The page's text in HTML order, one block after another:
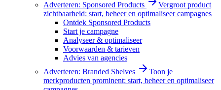
Adverteren: Sponsored Products
Vergroot product
zichtbaarheid: start, beheer en optimaliseer campagnes
Ontdek Sponsored Products
Start je campagne
Analyseer & optimaliseer
Voorwaarden & tarieven
Advies van agencies
Adverteren: Branded Shelves
Toon je
merkproducten prominent: start, beheer en optimaliseer